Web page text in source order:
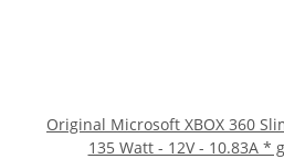
Original Microsoft XBOX 360
135 Watt - 12V - 10.83A *